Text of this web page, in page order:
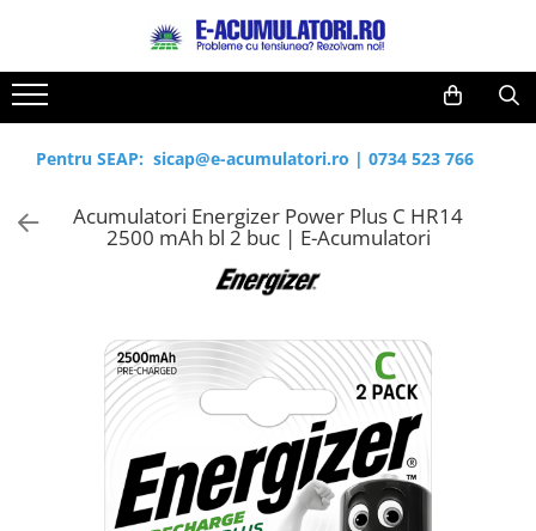
Toate Produsele
Acumulatori, Baterii si Incarcatoare
Uzuale
Baterii alcaline
Baterii auditive
Accesorii baterii
Baterii Industriale
Reduceri de vara
Cabluri
Acumulatori
Prelungitoare
Panouri fotovoltaice
Statii de incarcare EV
Pentru SEAP: sicap@e-acumulatori.ro | 0734 523 766
Acumulatori Energizer Power Plus C HR14
2500 mAh bl 2 buc | E-Acumulatori